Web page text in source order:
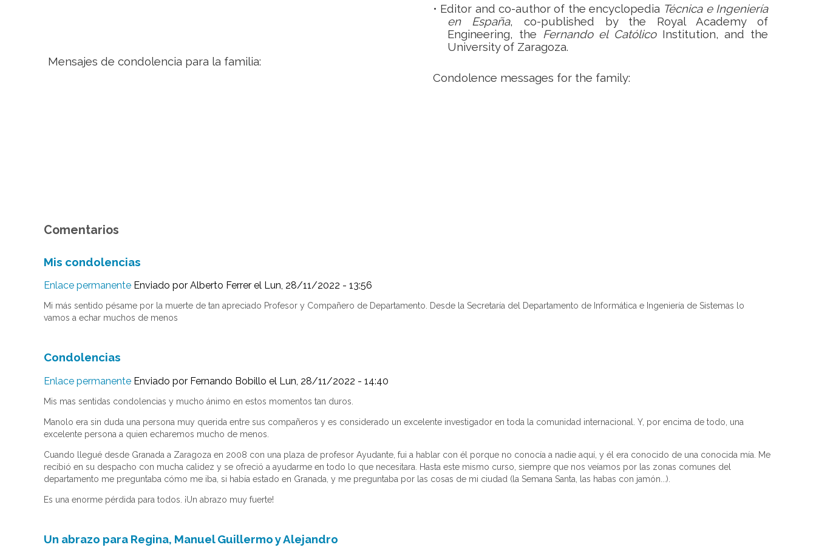
Mensajes de condolencia para la familia:
• Editor and co-author of the encyclopedia Técnica e Ingeniería
en España, co-published by the Royal Academy of
Engineering, the Fernando el CatólicoInstitution, and the
University of Zaragoza.
Condolence messages for the family:
Comentarios
Mis condolencias
Enlace permanente Enviado por Alberto Ferrer el Lun, 28/11/2022 - 13:56
Mi más sentido pésame por la muerte de tan apreciado Profesor y Compañero de Departamento. Desde la Secretaría del Departamento de Informática e Ingeniería de Sistemas lo
vamos a echar muchos de menos
Condolencias
Enlace permanente Enviado por Fernando Bobillo el Lun, 28/11/2022 - 14:40
Mis mas sentidas condolencias y mucho ánimo en estos momentos tan duros.
Manolo era sin duda una persona muy querida entre sus compañeros y es considerado un excelente investigador en toda la comunidad internacional. Y, por encima de todo, una
excelente persona a quien echaremos mucho de menos.
Cuando llegué desde Granada a Zaragoza en 2008 con una plaza de profesor Ayudante, fui a hablar con él porque no conocía a nadie aquí, y él era conocido de una conocida mía. Me
recibió en su despacho con mucha calidez y se ofreció a ayudarme en todo lo que necesitara. Hasta este mismo curso, siempre que nos veíamos por las zonas comunes del
departamento me preguntaba cómo me iba, si había estado en Granada, y me preguntaba por las cosas de mi ciudad (la Semana Santa, las habas con jamón...).
Es una enorme pérdida para todos. ¡Un abrazo muy fuerte!
Un abrazo para Regina, Manuel Guillermo y Alejandro